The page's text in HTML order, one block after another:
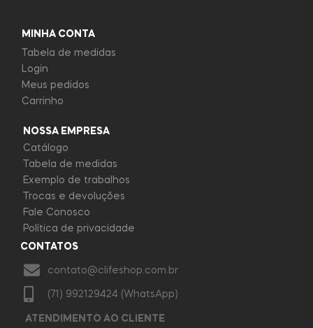
MINHA CONTA
Tabela de medidas
Login
Meus pedidos
Carrinho
NOSSA EMPRESA
Catálogo
Tabela de medidas
Exemplo de trabalhos
Trocas e devoluções
Fale Conosco
Política de privacidade
CONTATOS
contato@clifeshop.com.br
(71) 992129424 (WhatsApp)
ATENDIMENTO AO CLIENTE